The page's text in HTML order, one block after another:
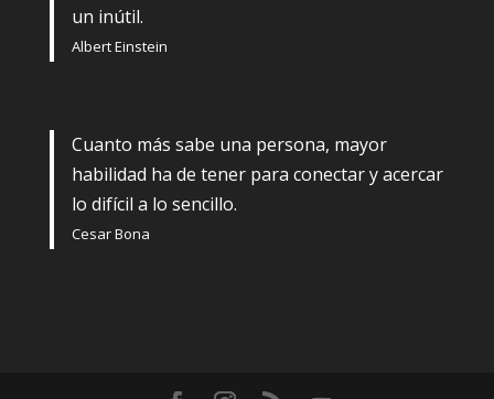
un inútil.
Albert Einstein
Cuanto más sabe una persona, mayor
habilidad ha de tener para conectar y acercar
lo difícil a lo sencillo.
Cesar Bona